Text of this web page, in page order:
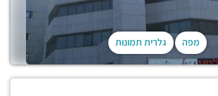
מפה גלרית תמונות